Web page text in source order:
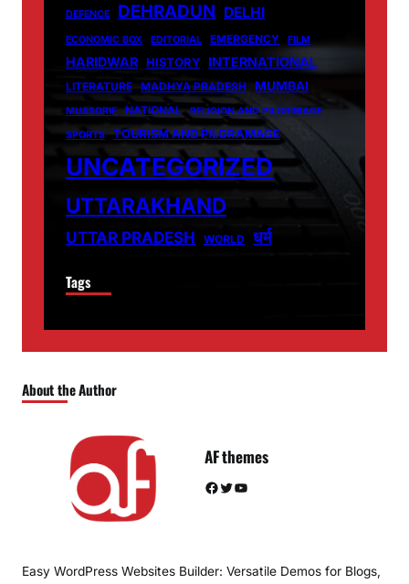
DEFENCE DEHRADUN DELHI
ECONOMIC BOX EDITORIAL EMERGENCY FILM
HARIDWAR HISTORY INTERNATIONAL
LITERATURE MADHYA PRADESH MUMBAI
MUSSORIE NATIONAL
RELIGION AND PILGRIMAGE
SPORTS
TOURISM AND PILGRAMAGE
UNCATEGORIZED
UTTARAKHAND
UTTAR PRADESH WORLD धर्म
Tags
About the Author
AF themes
Facebook Twitter YouTube
Easy WordPress Websites Builder: Versatile Demos for Blogs,